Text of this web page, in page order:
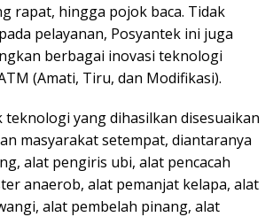
rapat, hingga pojok baca. Tidak
pelayanan, Posyantek ini juga
berbagai inovasi teknologi
(Amati, Tiru, dan Modifikasi).
yang dihasilkan disesuaikan
masyarakat setempat, diantaranya
alat pengiris ubi, alat pencacah
anaerob, alat pemanjat kelapa, alat
alat pembelah pinang, alat